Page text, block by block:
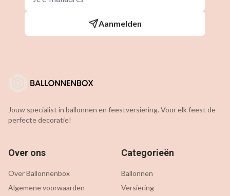
Aanmelden
Jouw specialist in ballonnen en feestversiering. Voor elk feest de
perfecte decoratie!
Over ons
Over Ballonnenbox
Algemene voorwaarden
Categorieën
Ballonnen
Versiering